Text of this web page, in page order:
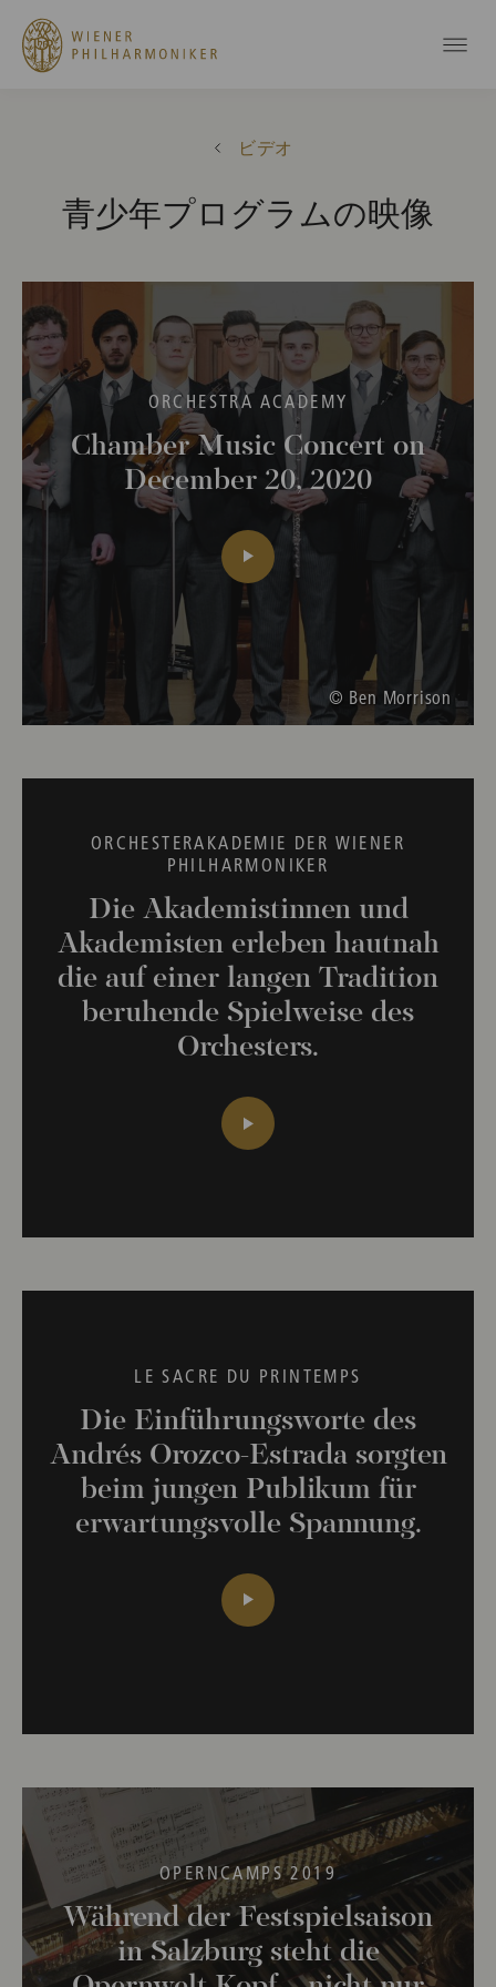
ビデオ
青少年プログラムの映像
© Ben Morrison
ORCHESTRA ACADEMY
Chamber Music Concert on
December 20, 2020
ORCHESTERAKADEMIE DER WIENER
PHILHARMONIKER
Die Akademistinnen und
Akademisten erleben hautnah
die auf einer langen Tradition
beruhende Spielweise des
Orchesters.
LE SACRE DU PRINTEMPS
Die Einführungsworte des
Andrés Orozco-Estrada sorgten
beim jungen Publikum für
erwartungsvolle Spannung.
OPERNCAMPS 2019
Während der Festspielsaison
in Salzburg steht die